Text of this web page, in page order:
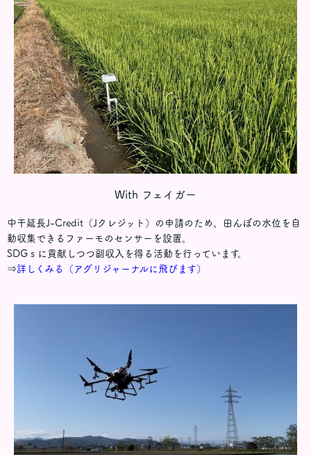
With フェイガー
中干延長J-Credit（Jクレジット）の申請のため、田んぼの水位を自
動収集できるファーモのセンサーを設置。
SDGｓに貢献しつつ副収入を得る活動を行っています。
⇒詳しくみる（アグリジャーナルに飛びます）